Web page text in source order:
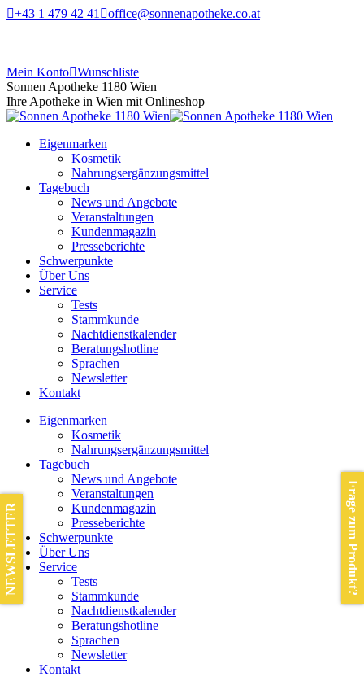
+43 1 479 42 41 office@sonnenapotheke.co.at
Mein Konto Wunschliste
Sonnen Apotheke 1180 Wien
Ihre Apotheke in Wien mit Onlineshop
Eigenmarken
Kosmetik
Nahrungsergänzungsmittel
Tagebuch
News und Angebote
Veranstaltungen
Kundenmagazin
Presseberichte
Schwerpunkte
Über Uns
Service
Tests
Stammkunde
Nachtdienstkalender
Beratungshotline
Sprachen
Newsletter
Kontakt
Eigenmarken
Kosmetik
Nahrungsergänzungsmittel
Tagebuch
News und Angebote
Veranstaltungen
Kundenmagazin
Presseberichte
Schwerpunkte
Über Uns
Service
Tests
Stammkunde
Nachtdienstkalender
Beratungshotline
Sprachen
Newsletter
Kontakt
Frage zum Produkt?
NEWSLETTER